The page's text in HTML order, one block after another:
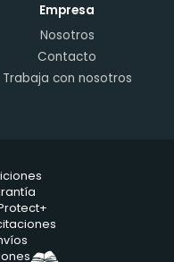
Empresa
Nosotros
Contacto
Trabaja con nosotros